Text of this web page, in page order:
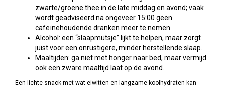
zwarte/groene thee in de late middag en avond; vaak
wordt geadviseerd na ongeveer 15:00 geen
cafeïnehoudende dranken meer te nemen.
Alcohol: een “slaapmutsje” lijkt te helpen, maar zorgt
juist voor een onrustigere, minder herstellende slaap.
Maaltijden: ga niet met honger naar bed, maar vermijd
ook een zware maaltijd laat op de avond.
Een lichte snack met wat eiwitten en langzame koolhydraten kan